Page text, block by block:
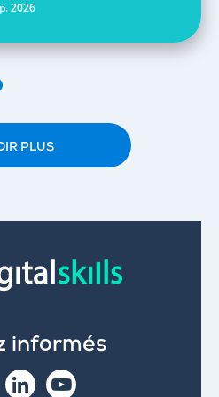
2026
PLUS
informés